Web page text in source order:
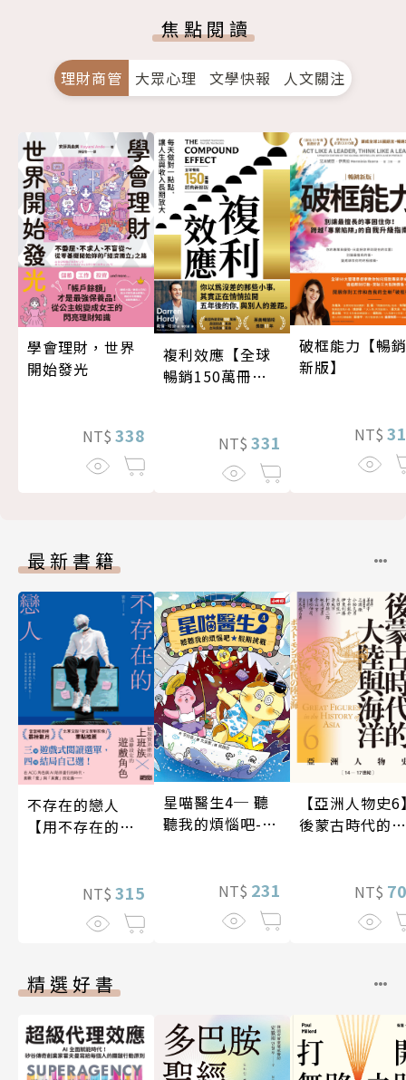
焦點閱讀
理財商管 大眾心理 文學快報 人文關注
學會理財，世界
開始發光
NT$ 338
複利效應【全球
暢銷150萬冊・
NT$ 331
破框能力【暢銷
新版】
NT$
最新書籍
不存在的戀人
【用不存在的
NT$ 315
星喵醫生4─ 聽
聽我的煩惱吧-假
NT$ 231
【亞洲人物史6
後蒙古時代的大
NT$
精選好書